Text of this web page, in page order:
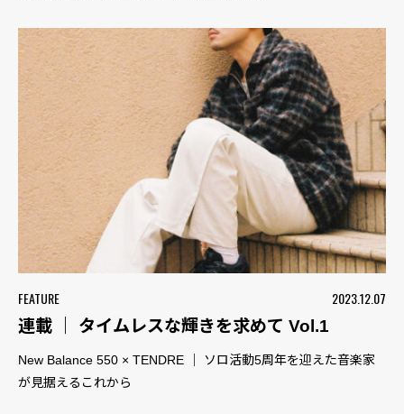
FEATURE
2023.12.07
連載 ｜ タイムレスな輝きを求めて Vol.1
New Balance 550 × TENDRE ｜ ソロ活動5周年を迎えた音楽家
が見据えるこれから